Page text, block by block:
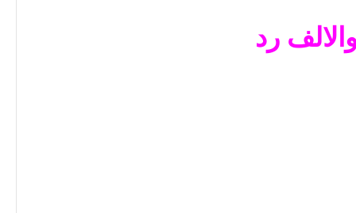
رد